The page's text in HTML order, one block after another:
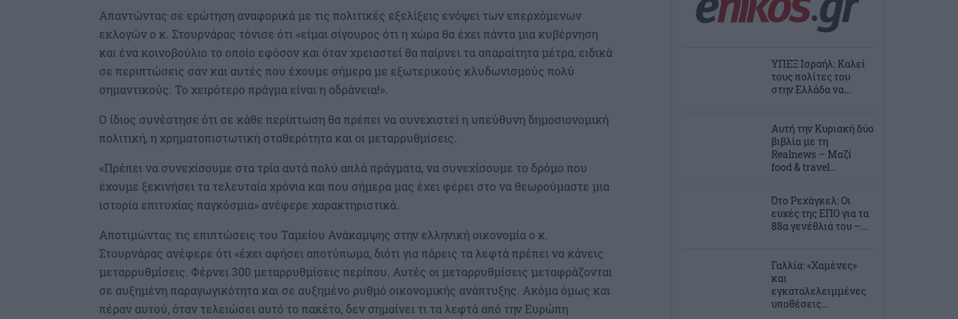
Απαντώντας σε ερώτηση αναφορικά με τις πολιτικές εξελίξεις ενόψει των επερχόμενων
εκλογών ο κ. Στουρνάρας τόνισε ότι «είμαι σίγουρος ότι η χώρα θα έχει πάντα μια κυβέρνηση
και ένα κοινοβούλιο το οποίο εφόσον και όταν χρειαστεί θα παίρνει τα απαραίτητα μέτρα, ειδικά
σε περιπτώσεις σαν και αυτές που έχουμε σήμερα με εξωτερικούς κλυδωνισμούς πολύ
σημαντικούς. Το χειρότερο πράγμα είναι η αδράνεια!».
Ο ίδιος συνέστησε ότι σε κάθε περίπτωση θα πρέπει να συνεχιστεί η υπεύθυνη δημοσιονομική
πολιτική, η χρηματοπιστωτική σταθερότητα και οι μεταρρυθμίσεις.
«Πρέπει να συνεχίσουμε στα τρία αυτά πολύ απλά πράγματα, να συνεχίσουμε το δρόμο που
έχουμε ξεκινήσει τα τελευταία χρόνια και που σήμερα μας έχει φέρει στο να θεωρούμαστε μια
ιστορία επιτυχίας παγκόσμια» ανέφερε χαρακτηριστικά.
Αποτιμώντας τις επιπτώσεις του Ταμείου Ανάκαμψης στην ελληνική οικονομία ο κ.
Στουρνάρας ανέφερε ότι «έχει αφήσει αποτύπωμα, διότι για πάρεις τα λεφτά πρέπει να κάνεις
μεταρρυθμίσεις. Φέρνει 300 μεταρρυθμίσεις περίπου. Αυτές οι μεταρρυθμίσεις μεταφράζονται
σε αυξημένη παραγωγικότητα και σε αυξημένο ρυθμό οικονομικής ανάπτυξης. Ακόμα όμως και
πέραν αυτού, όταν τελειώσει αυτό το πακέτο, δεν σημαίνει τι τα λεφτά από την Ευρώπη
ΥΠΕΞ Ισραήλ: Καλεί
τους πολίτες του
στην Ελλάδα να...
Αυτή την Κυριακή δύο
βιβλία με τη
Realnews – Μαζί
food & travel...
Ότο Ρεχάγκελ: Οι
ευχές της EΠΟ για τα
88α γενέθλιά του –...
Γαλλία: «Χαμένες»
και
εγκαταλελειμμένες
υποθέσεις...